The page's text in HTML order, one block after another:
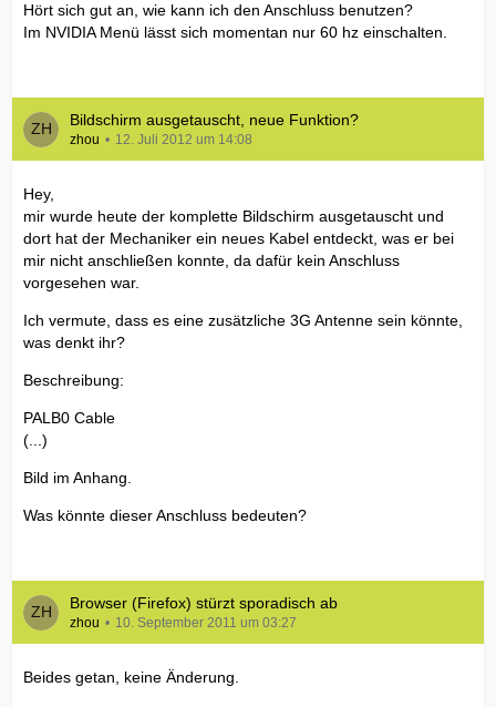
Hört sich gut an, wie kann ich den Anschluss benutzen?
Im NVIDIA Menü lässt sich momentan nur 60 hz einschalten.
Bildschirm ausgetauscht, neue Funktion?
zhou 12. Juli 2012 um 14:08
Hey,
mir wurde heute der komplette Bildschirm ausgetauscht und
dort hat der Mechaniker ein neues Kabel entdeckt, was er bei
mir nicht anschließen konnte, da dafür kein Anschluss
vorgesehen war.
Ich vermute, dass es eine zusätzliche 3G Antenne sein könnte,
was denkt ihr?
Beschreibung:
PALB0 Cable
(...)
Bild im Anhang.
Was könnte dieser Anschluss bedeuten?
Browser (Firefox) stürzt sporadisch ab
zhou 10. September 2011 um 03:27
Beides getan, keine Änderung.